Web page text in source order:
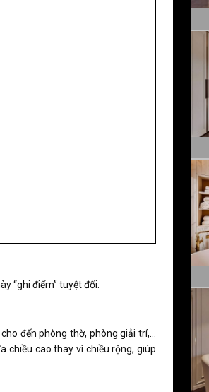
“ghi điểm” tuyệt đối:
đến phòng thờ, phòng giải trí,…
chiều cao thay vì chiều rộng, giúp